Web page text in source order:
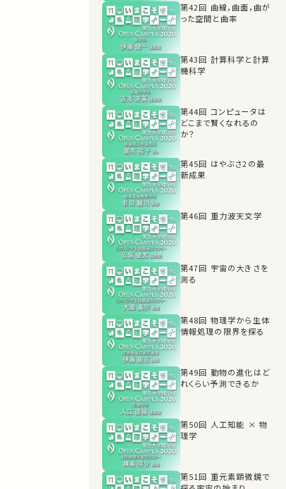
第42回 曲線，曲面，曲が
った空間と曲率
第43回 計算科学と計算
機科学
第44回 コンピュータは
どこまで賢くなれるの
か？
第45回 はやぶさ2の最
新成果
第46回 重力波天文学
第47回 宇宙の大きさを
測る
第48回 物理学から生体
情報処理の限界を探る
第49回 動物の進化はど
れくらい予測できるか
第50回 人工知能 × 物
理学
第51回 重元素顕微鏡で